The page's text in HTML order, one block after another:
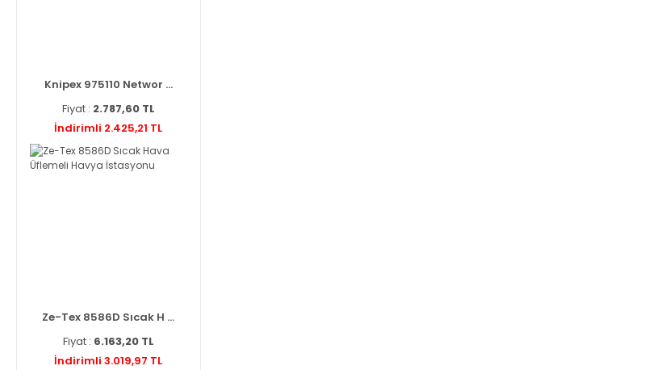
Knipex 975110 Networ ...
Fiyat : 2.787,60 TL
İndirimli 2.425,21 TL
Ze-Tex 8586D Sıcak H ...
Fiyat : 6.163,20 TL
İndirimli 3.019,97 TL